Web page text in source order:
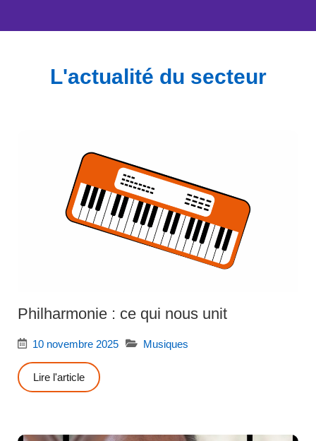
L'actualité du secteur
Philharmonie : ce qui nous unit
10 novembre 2025 Musiques
Lire l'article